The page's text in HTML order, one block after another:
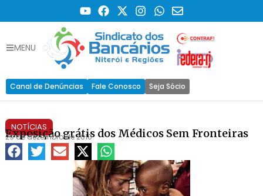
MENU
Canal de Denúncias Fale Conosco Seja Sócio
NOTÍCIAS
Exposição grátis dos Médicos Sem Fronteiras
29 de dezembro de 2010